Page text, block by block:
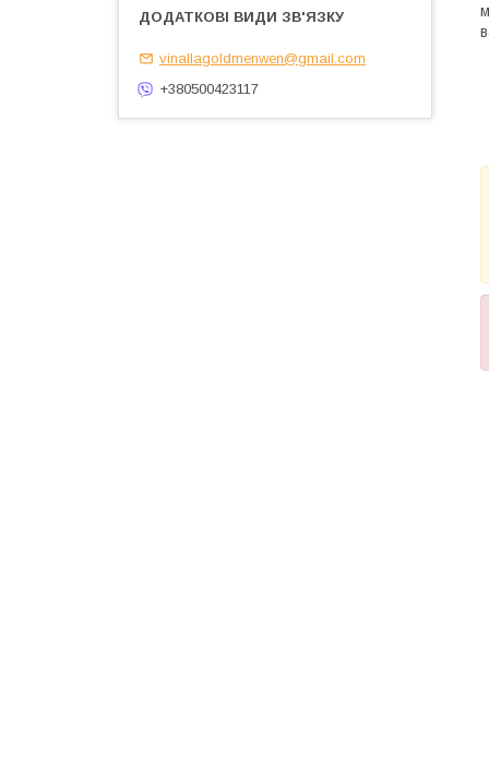
vinallagoldmenwen@gmail.com
+380500423117